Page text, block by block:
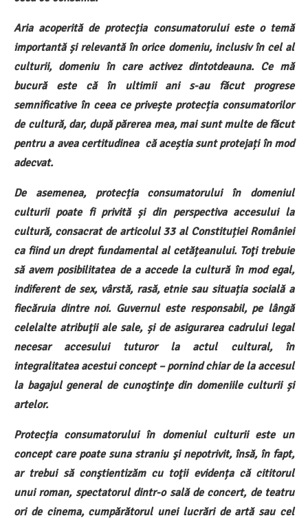
Aria acoperită de protecția consumatorului este o temă
importantă și relevantă în orice domeniu, inclusiv în cel al
culturii, domeniu în care activez dintotdeauna. Ce mă
bucură este că în ultimii ani s-au făcut progrese
semnificative în ceea ce privește protecția consumatorilor
de cultură, dar, după părerea mea, mai sunt multe de făcut
pentru a avea certitudinea că aceștia sunt protejați în mod
adecvat.
De asemenea, protecția consumatorului în domeniul
culturii poate fi privită și din perspectiva accesului la
cultură, consacrat de articolul 33 al Constituției României
ca fiind un drept fundamental al cetățeanului. Toţi trebuie
să avem posibilitatea de a accede la cultură în mod egal,
indiferent de sex, vârstă, rasă, etnie sau situația socială a
fiecăruia dintre noi. Guvernul este responsabil, pe lângă
celelalte atribuţii ale sale, și de asigurarea cadrului legal
necesar accesului tuturor la actul cultural, în
integralitatea acestui concept – pornind chiar de la accesul
la bagajul general de cunoştinţe din domeniile culturii și
artelor.
Protecția consumatorului în domeniul culturii este un
concept care poate suna straniu şi nepotrivit, însă, în fapt,
ar trebui să conştientizăm cu toţii evidența că cititorul
unui roman, spectatorul dintr-o sală de concert, de teatru
ori de cinema, cumpărătorul unei lucrări de artă sau cel